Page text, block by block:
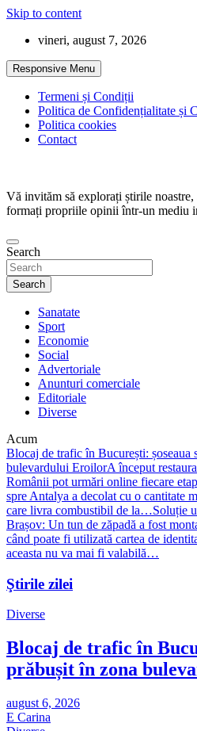
Skip to content
vineri, august 7, 2026
Responsive Menu
Termeni și Condiții
Politica de Confidențialitate și
Politica cookies
Contact
Vă invităm să explorați știrile noastre,
formați propriile opinii într-un mediu
Search
Search
Sanatate
Sport
Economie
Social
Advertoriale
Anunturi comerciale
Editoriale
Diverse
Acum
Blocaj de trafic în București: șoseaua
bulevardului EroilorA început
Românii pot urmări online fiecare
spre Antalya a decolat cu o cantitate
care livra combustibil de la…Soluție
Brașov: Un tun de zăpadă a fost
când poate fi utilizată cartea de
aceasta nu va mai fi valabilă…
Ştirile zilei
Diverse
Blocaj de trafic în
prăbușit în zona
august 6, 2026
E Carina